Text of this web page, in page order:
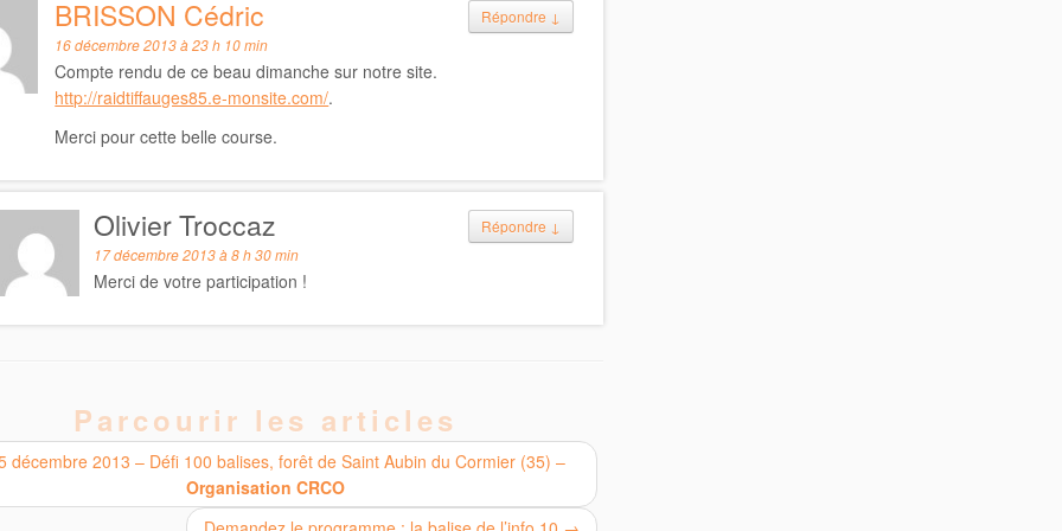
Répondre ↓
BRISSON Cédric
16 décembre 2013 à 23 h 10 min
Compte rendu de ce beau dimanche sur notre site.
http://raidtiffauges85.e-monsite.com/.
Merci pour cette belle course.
Répondre ↓
Olivier Troccaz
17 décembre 2013 à 8 h 30 min
Merci de votre participation !
Parcourir les articles
décembre 2013 – Défi 100 balises, forêt de Saint Aubin du Cormier (35) –
Organisation CRCO